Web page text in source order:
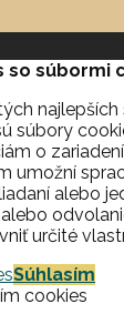
so súbormi
súbory
o
umožní
alebo
určité
Súhlasím
cookies